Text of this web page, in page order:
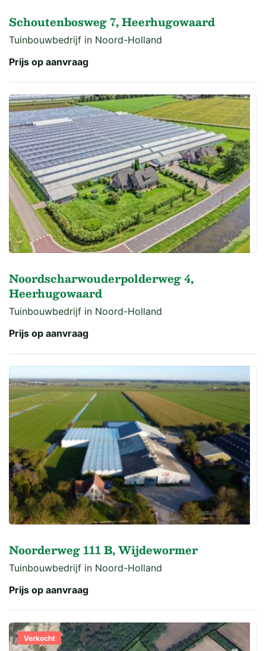
Schoutenbosweg 7, Heerhugowaard
Tuinbouwbedrijf in Noord-Holland
Prijs op aanvraag
Noordscharwouderpolderweg 4,
Heerhugowaard
Tuinbouwbedrijf in Noord-Holland
Prijs op aanvraag
Noorderweg 111 B, Wijdewormer
Tuinbouwbedrijf in Noord-Holland
Prijs op aanvraag
Verkocht